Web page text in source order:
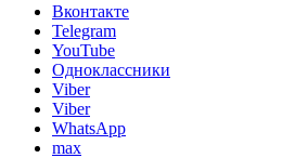
Вконтакте
Telegram
YouTube
Одноклассники
Viber
Viber
WhatsApp
max